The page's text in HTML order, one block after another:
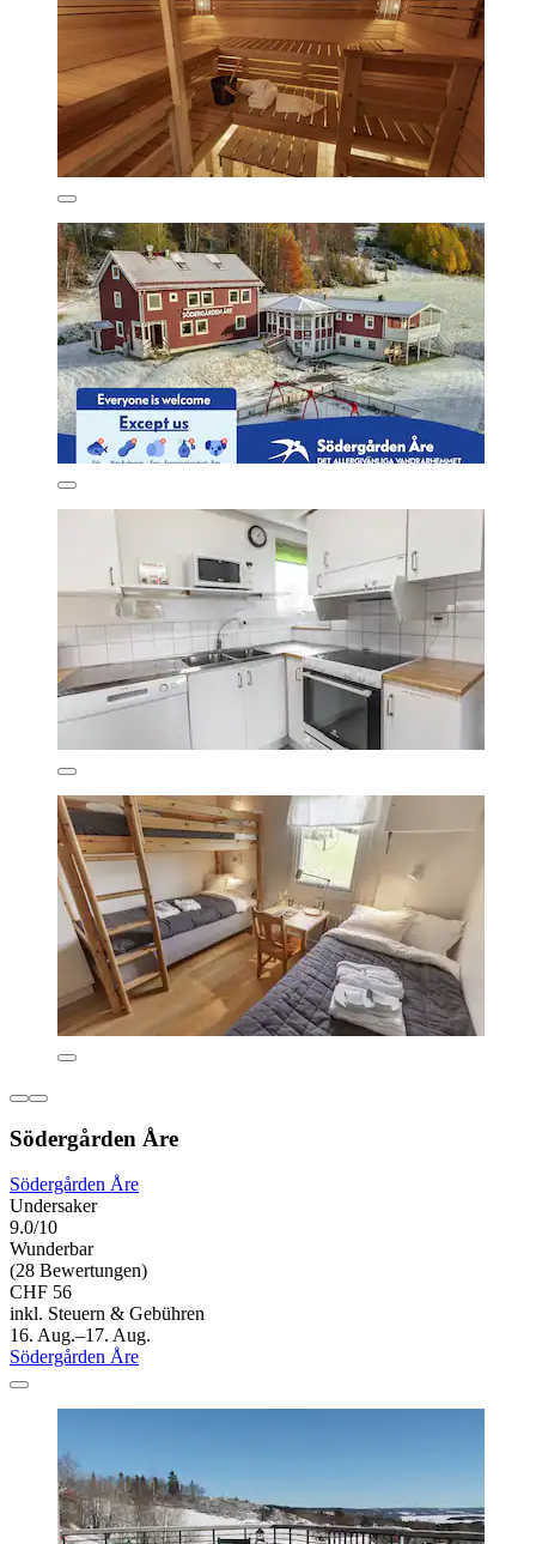
Södergården Åre
Södergården Åre
Undersaker
9.0/10
Wunderbar
(28 Bewertungen)
CHF 56
inkl. Steuern & Gebühren
16. Aug.–17. Aug.
Södergården Åre